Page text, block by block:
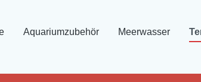
Aquariumzubehör Meerwasser